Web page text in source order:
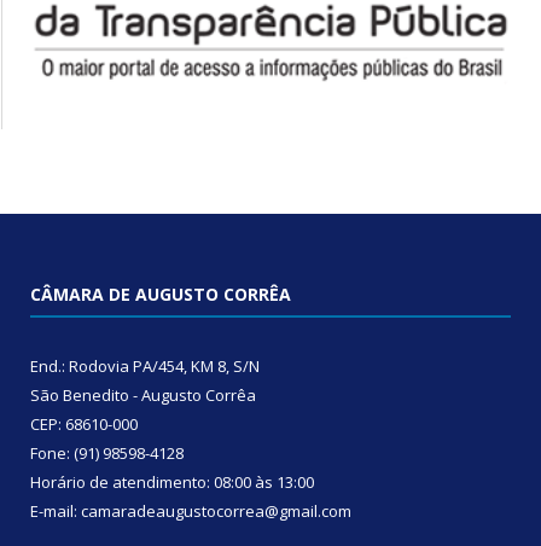
CÂMARA DE AUGUSTO CORRÊA
End.: Rodovia PA/454, KM 8, S/N
São Benedito - Augusto Corrêa
CEP: 68610-000
Fone: (91) 98598-4128
Horário de atendimento: 08:00 às 13:00
E-mail: camaradeaugustocorrea@gmail.com